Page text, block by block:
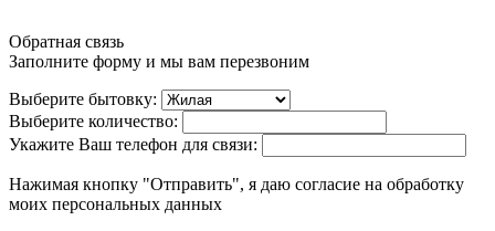
Обратная связь
Заполните форму и мы вам перезвоним
Выберите бытовку:
Выберите количество:
Укажите Ваш телефон для связи:
Нажимая кнопку "Отправить", я даю согласие на обработку
моих персональных данных